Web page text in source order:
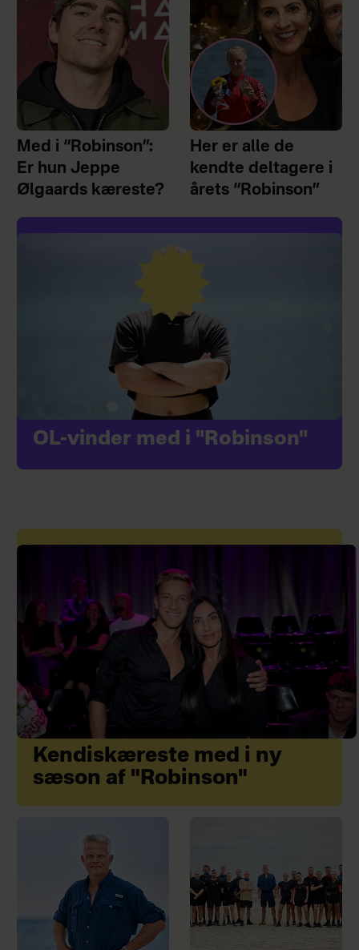
Med i “Robinson”:
Er hun Jeppe
Ølgaards kæreste?
Her er alle de
kendte deltagere i
årets “Robinson”
OL-vinder med i "Robinson"
Kendiskæreste med i ny
sæson af "Robinson"